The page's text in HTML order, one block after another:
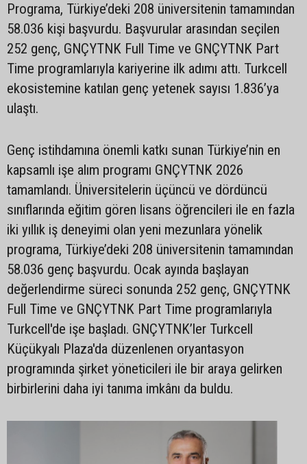
Programa, Türkiye’deki 208 üniversitenin tamamından
58.036 kişi başvurdu. Başvurular arasından seçilen
252 genç, GNÇYTNK Full Time ve GNÇYTNK Part
Time programlarıyla kariyerine ilk adımı attı. Turkcell
ekosistemine katılan genç yetenek sayısı 1.836’ya
ulaştı.
Genç istihdamına önemli katkı sunan Türkiye’nin en
kapsamlı işe alım programı GNÇYTNK 2026
tamamlandı. Üniversitelerin üçüncü ve dördüncü
sınıflarında eğitim gören lisans öğrencileri ile en fazla
iki yıllık iş deneyimi olan yeni mezunlara yönelik
programa, Türkiye’deki 208 üniversitenin tamamından
58.036 genç başvurdu. Ocak ayında başlayan
değerlendirme süreci sonunda 252 genç, GNÇYTNK
Full Time ve GNÇYTNK Part Time programlarıyla
Turkcell'de işe başladı. GNÇYTNK’ler Turkcell
Küçükyalı Plaza'da düzenlenen oryantasyon
programında şirket yöneticileri ile bir araya gelirken
birbirlerini daha iyi tanıma imkânı da buldu.